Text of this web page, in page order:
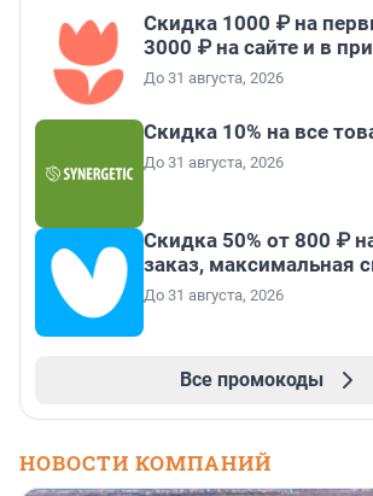
Скидка 1000 ₽ на
3000 ₽ на сайте и в
До 31 августа, 2026
Скидка 10% на все
До 31 августа, 2026
Скидка 50% от 800 ₽
заказ, максимальная
До 31 августа, 2026
Все промокоды
НОВОСТИ КОМПАНИЙ